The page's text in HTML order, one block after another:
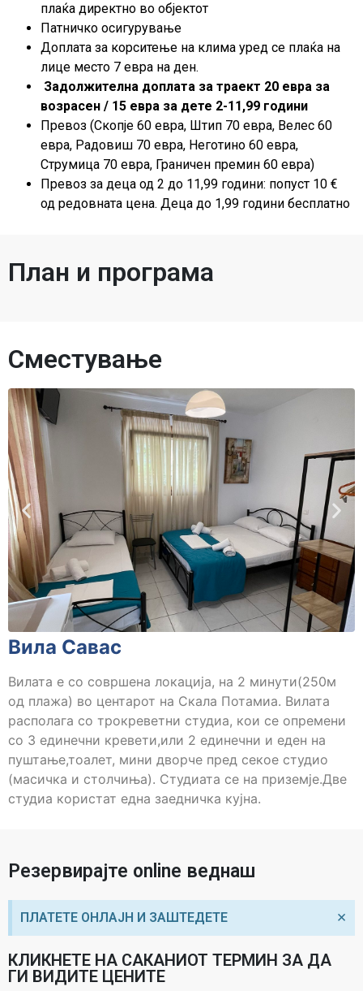
плаќа директно во објектот
Патничко осигурување
Доплата за корситење на клима уред се плаќа на
лице место 7 евра на ден.
Задолжителна доплата за траект 20 евра за
возрасен / 15 евра за дете 2-11,99 години
Превоз (Скопје 60 евра, Штип 70 евра, Велес 60
евра, Радовиш 70 евра, Неготино 60 евра,
Струмица 70 евра, Граничен премин 60 евра)
Превоз за деца од 2 до 11,99 години: попуст 10 €
од редовната цена. Деца до 1,99 години бесплатно
План и програма
Сместување
Вила Савас
Вилата е со совршена локација, на 2 минути(250м
од плажа) во центарот на Скала Потамиа. Вилата
располага со трокреветни студиа, кои се опремени
со 3 единечни кревети,или 2 единечни и еден на
пуштање,тоалет, мини дворче пред секое студио
(масичка и столчиња). Студиата се на приземје.Две
студиа користат една заедничка кујна.
Резервирајте online веднаш
ПЛАТЕТЕ ОНЛАЈН И ЗАШТЕДЕТЕ ×
КЛИКНЕТЕ НА САКАНИОТ ТЕРМИН ЗА ДА
ГИ ВИДИТЕ ЦЕНИТЕ